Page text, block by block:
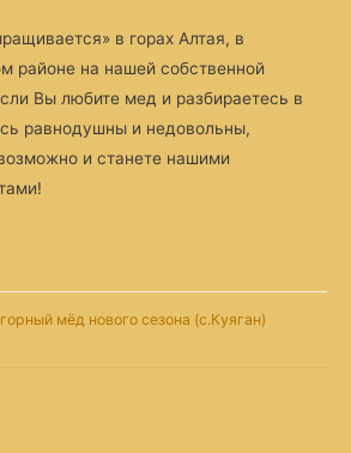
в горах Алтая, в
районе на нашей собственной
Вы любите мед и разбираетесь в
равнодушны и недовольны,
и станете нашими
мёд нового сезона (с.Куяган)